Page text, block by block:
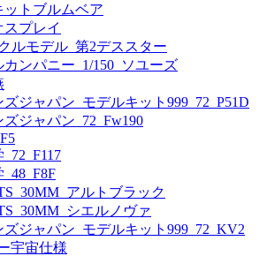
ットブルムベア
スプレイ
ルモデル_第2デススター
ンパニー_1/150_ソユーズ
ジャパン_モデルキット999_72_P51D
ジャパン_72_Fw190
アルトブラック
シエルノヴァ
ジャパン_モデルキット999_72_KV2
宇宙仕様